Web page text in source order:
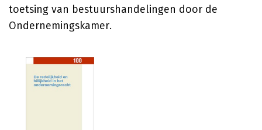
toetsing van bestuurshandelingen door de
Ondernemingskamer.